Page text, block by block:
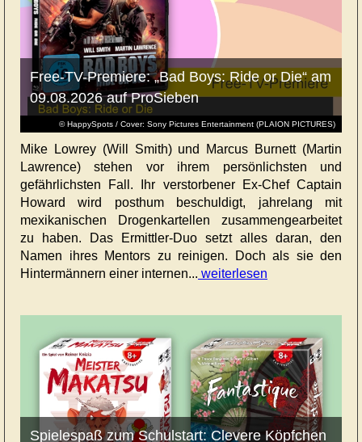
© HappySpots / Cover: Sony Pictures Entertainment (PLAION PICTURES)
Free-TV-Premiere: „Bad Boys: Ride or Die“ am
09.08.2026 auf ProSieben
Mike Lowrey (Will Smith) und Marcus Burnett (Martin
Lawrence) stehen vor ihrem persönlichsten und
gefährlichsten Fall. Ihr verstorbener Ex-Chef Captain
Howard wird posthum beschuldigt, jahrelang mit
mexikanischen Drogenkartellen zusammengearbeitet
zu haben. Das Ermittler-Duo setzt alles daran, den
Namen ihres Mentors zu reinigen. Doch als sie den
Hintermännern einer internen... weiterlesen
Spielespaß zum Schulstart: Clevere Köpfchen